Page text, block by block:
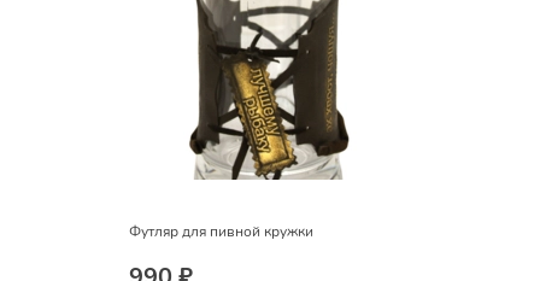
Футляр для пивной кружки